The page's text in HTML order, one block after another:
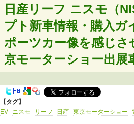
日産リーフ ニスモ（
プト新車情報・購入ガ
ポーツカー像を感じさ
京モーターショー出展
【タグ】
EV
ニスモ リーフ 日産 東京モーターショー